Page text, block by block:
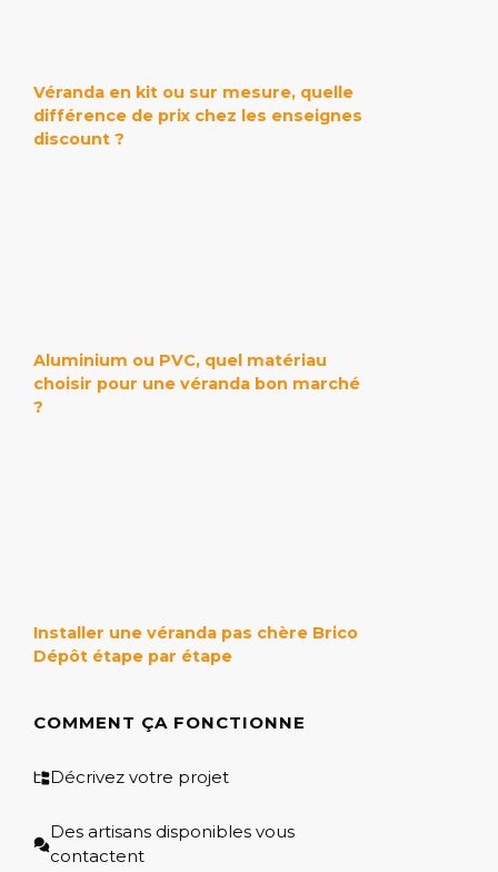
Véranda en kit ou sur mesure, quelle
différence de prix chez les enseignes
discount ?
Aluminium ou PVC, quel matériau
choisir pour une véranda bon marché
?
Installer une véranda pas chère Brico
Dépôt étape par étape
COMMENT ÇA FONCTIONNE
Décrivez votre projet
Des artisans disponibles vous
contactent